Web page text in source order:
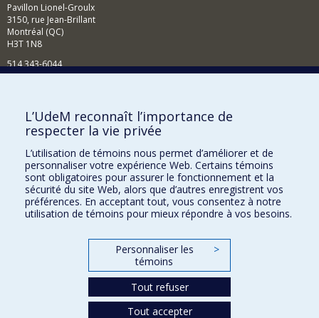
Pavillon Lionel-Groulx
3150, rue Jean-Brillant
Montréal (QC)
H3T 1N8
514 343-6044
Comment soutenir l'École?
BESOIN D'AIDE?
Plan du site
Signaler une erreur
Accessibilité
FACULTÉ DES ARTS ET DES SCIENCES
Nos départements et écoles
L’UdeM reconnaît l’importance de
respecter la vie privée
L’utilisation de témoins nous permet d’améliorer et de
personnaliser votre expérience Web. Certains témoins
sont obligatoires pour assurer le fonctionnement et la
sécurité du site Web, alors que d’autres enregistrent vos
préférences. En acceptant tout, vous consentez à notre
utilisation de témoins pour mieux répondre à vos besoins.
Personnaliser les
témoins
>
Tout refuser
Tout accepter